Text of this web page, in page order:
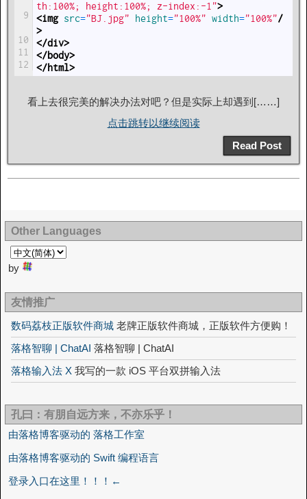
9
10
11
12
th:100%; height:100%; z-index:-1">
<img src="BJ.jpg" height="100%" width="100%"/
>
</div>
</body>
</html>
看上去很完美的解决办法对吧？但是实际上却遇到[……]
点击跳转以继续阅读
Read Post
Other Languages
by
友情推广
数码荔枝正版软件商城 老牌正版软件商城，正版软件方便购！
落格智聊 | ChatAI 落格智聊 | ChatAI
落格输入法 X 我写的一款 iOS 平台双拼输入法
孔曰：有朋自远方来，不亦乐乎！
由落格博客驱动的 落格工作室
由落格博客驱动的 Swift 编程语言
登录入口在这里！！！←